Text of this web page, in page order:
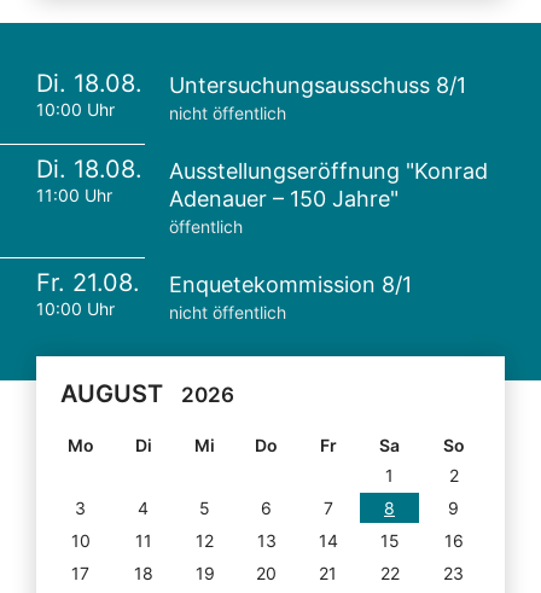
Di. 18.08.
10:00 Uhr
Untersuchungsausschuss 8/1
nicht öffentlich
Di. 18.08.
11:00 Uhr
Ausstellungseröffnung "Konrad
Adenauer – 150 Jahre"
öffentlich
Fr. 21.08.
10:00 Uhr
Enquetekommission 8/1
nicht öffentlich
AUGUST 2026
Mo Di Mi Do Fr Sa
So
1
2
3
4 5 6 7 8
9
10
11 12 13 14 15
16
17
18 19 20 21 22
23